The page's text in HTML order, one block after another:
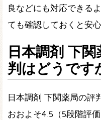
良などにも対応できる
ても確認しておくと安心
日本調剤 下
判はどうです
日本調剤 下関薬局の評
おおよそ4.5（5段階評